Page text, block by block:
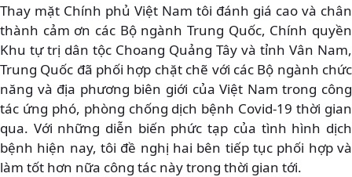
Thay mặt Chính phủ Việt Nam tôi đánh giá cao và chân
thành cảm ơn các Bộ ngành Trung Quốc, Chính quyền
Khu tự trị dân tộc Choang Quảng Tây và tỉnh Vân Nam,
Trung Quốc đã phối hợp chặt chẽ với các Bộ ngành chức
năng và địa phương biên giới của Việt Nam trong công
tác ứng phó, phòng chống dịch bệnh Covid-19 thời gian
qua. Với những diễn biến phức tạp của tình hình dịch
bệnh hiện nay, tôi đề nghị hai bên tiếp tục phối hợp và
làm tốt hơn nữa công tác này trong thời gian tới.